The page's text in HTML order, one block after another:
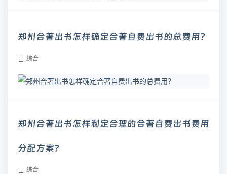
郑州合著出书怎样确定合著自费出书的总费用？
综合
郑州合著出书怎样制定合理的合著自费出书费用
分配方案？
综合